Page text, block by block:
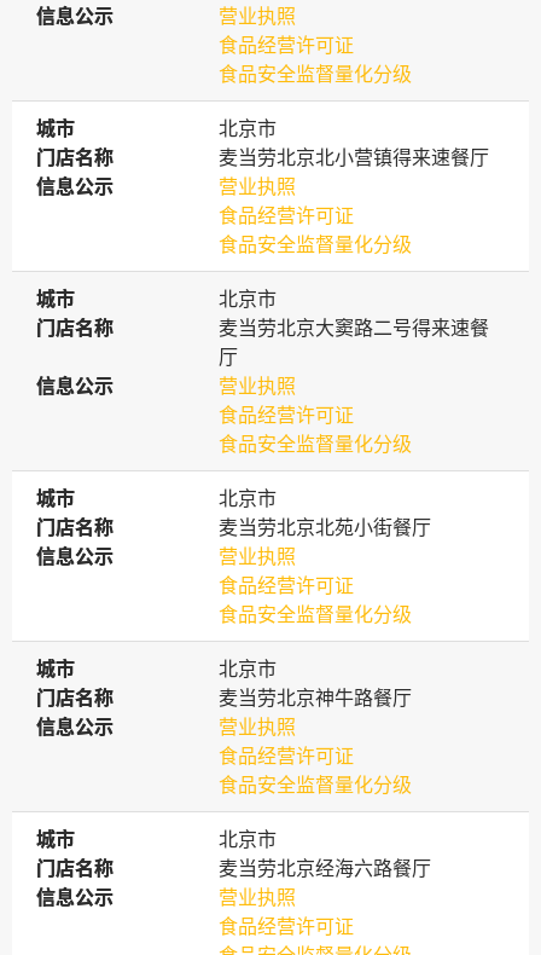
信息公示
信息公示
营业执照
食品经营许可证
食品安全监督量化分级
城市
城市
北京市
门店名称
门店名称
麦当劳北京北小营镇得来速餐厅
信息公示
信息公示
营业执照
食品经营许可证
食品安全监督量化分级
城市
城市
北京市
门店名称
门店名称
麦当劳北京大窦路二号得来速餐
厅
信息公示
信息公示
营业执照
食品经营许可证
食品安全监督量化分级
城市
城市
北京市
门店名称
门店名称
麦当劳北京北苑小街餐厅
信息公示
信息公示
营业执照
食品经营许可证
食品安全监督量化分级
城市
城市
北京市
门店名称
门店名称
麦当劳北京神牛路餐厅
信息公示
信息公示
营业执照
食品经营许可证
食品安全监督量化分级
城市
城市
北京市
门店名称
门店名称
麦当劳北京经海六路餐厅
信息公示
信息公示
营业执照
食品经营许可证